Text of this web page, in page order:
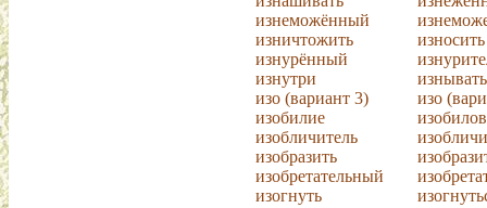
изнеможённый
изничтожить
износить
изнурённый
изнутри
изнывать
изо (вариант 3)
изо
изобилие
изобличитель
изобразить
изобретательный
изогнуть